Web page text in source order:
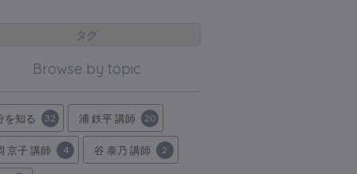
タグ
Browse by topic
を知る 32 浦 鉄平 講師 20
京子 講師 4 谷 泰乃 講師 2